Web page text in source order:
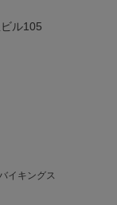
ル105
イキングス